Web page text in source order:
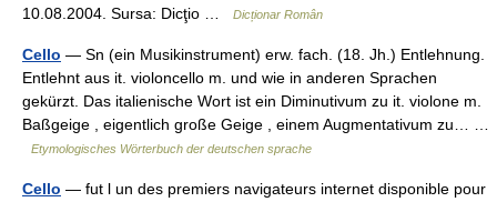
10.08.2004. Sursa: Dicţio …
Dicționar Român
Cello — Sn (ein Musikinstrument) erw. fach. (18. Jh.) Entlehnung.
Entlehnt aus it. violoncello m. und wie in anderen Sprachen
gekürzt. Das italienische Wort ist ein Diminutivum zu it. violone m.
Baßgeige , eigentlich große Geige , einem Augmentativum zu… …
Etymologisches Wörterbuch der deutschen sprache
Cello — fut l un des premiers navigateurs internet disponible pour